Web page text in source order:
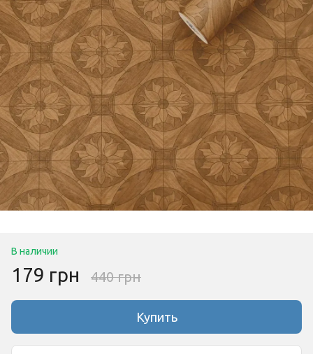
В наличии
179 грн 440 грн
Купить